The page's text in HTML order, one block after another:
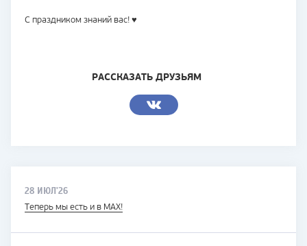
С праздником знаний вас! ♥
РАССКАЗАТЬ ДРУЗЬЯМ
28 ИЮЛ'26
Теперь мы есть и в MAX!